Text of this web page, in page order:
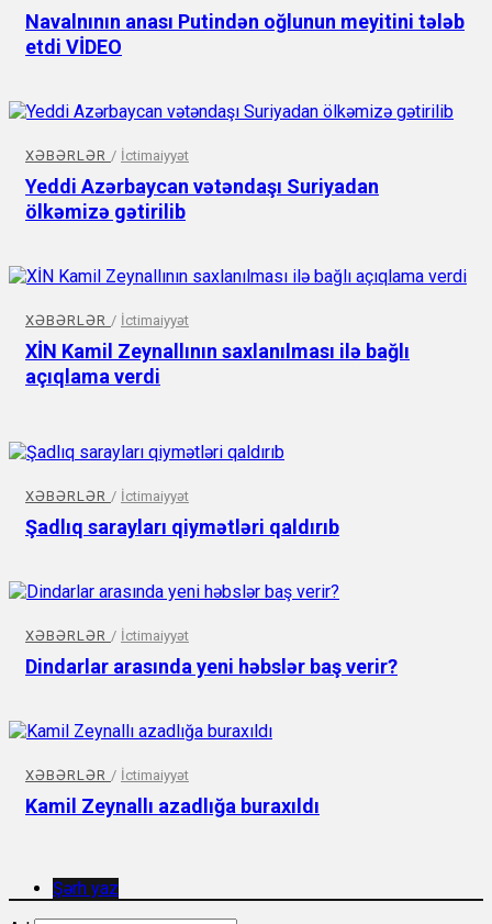
Navalnının anası Putindən oğlunun meyitini tələb
etdi VİDEO
XƏBƏRLƏR / İctimaiyyət
Yeddi Azərbaycan vətəndaşı Suriyadan
ölkəmizə gətirilib
XƏBƏRLƏR / İctimaiyyət
XİN Kamil Zeynallının saxlanılması ilə bağlı
açıqlama verdi
XƏBƏRLƏR / İctimaiyyət
Şadlıq sarayları qiymətləri qaldırıb
XƏBƏRLƏR / İctimaiyyət
Dindarlar arasında yeni həbslər baş verir?
XƏBƏRLƏR / İctimaiyyət
Kamil Zeynallı azadlığa buraxıldı
Şərh yaz